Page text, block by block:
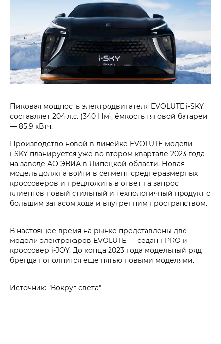
Пиковая мощность электродвигателя EVOLUTE i‑SKY
составляет 204 л.с. (340 Нм), ёмкость тяговой батареи
— 85.9 кВтч.
Производство новой в линейке EVOLUTE модели
i‑SKY планируется уже во втором квартале 2023 года
на заводе АО ЭВИА в Липецкой области. Новая
модель должна войти в сегмент среднеразмерных
кроссоверов и предложить в ответ на запрос
клиентов новый стильный и технологичный продукт с
большим запасом хода и внутренним пространством.
В настоящее время на рынке представлены две
модели электрокаров EVOLUTE — седан i‑PRO и
кроссовер i‑JOY. До конца 2023 года модельный ряд
бренда пополнится еще пятью новыми моделями.
Источник: "Вокруг света"